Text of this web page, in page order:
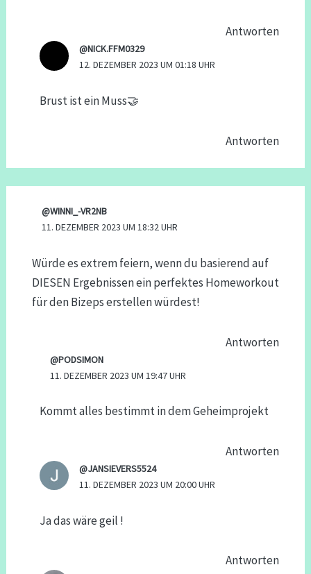
Antworten
@NICK.FFM0329
12. DEZEMBER 2023 UM 01:18 UHR
Brust ist ein Muss🤝
Antworten
@WINNI_-VR2NB
11. DEZEMBER 2023 UM 18:32 UHR
Würde es extrem feiern, wenn du basierend auf
DIESEN Ergebnissen ein perfektes Homeworkout
für den Bizeps erstellen würdest!
Antworten
@PODSIMON
11. DEZEMBER 2023 UM 19:47 UHR
Kommt alles bestimmt in dem Geheimprojekt
Antworten
@JANSIEVERS5524
11. DEZEMBER 2023 UM 20:00 UHR
Ja das wäre geil !
Antworten